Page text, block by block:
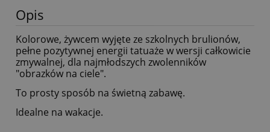
Opis
Kolorowe, żywcem wyjęte ze szkolnych brulionów,
pełne pozytywnej energii tatuaże w wersji całkowicie
zmywalnej, dla najmłodszych zwolenników
"obrazków na ciele".
To prosty sposób na świetną zabawę.
Idealne na wakacje.